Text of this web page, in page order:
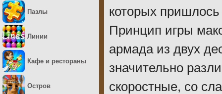
которых
Принцип игры
армада из двух
значительно
скоростные, со
Пазлы
Линии
Кафе и рестораны
Остров